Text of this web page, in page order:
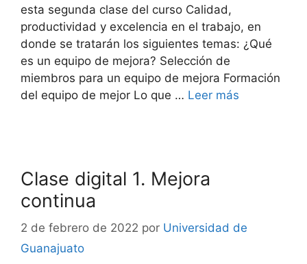
esta segunda clase del curso Calidad,
productividad y excelencia en el trabajo, en
donde se tratarán los siguientes temas: ¿Qué
es un equipo de mejora? Selección de
miembros para un equipo de mejora Formación
del equipo de mejor Lo que … Leer más
Clase digital 1. Mejora
continua
2 de febrero de 2022 por Universidad de
Guanajuato